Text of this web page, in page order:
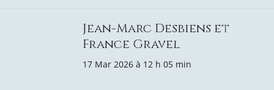
Jean-Marc Desbiens et
France Gravel
17 Mar 2026 à 12 h 05 min